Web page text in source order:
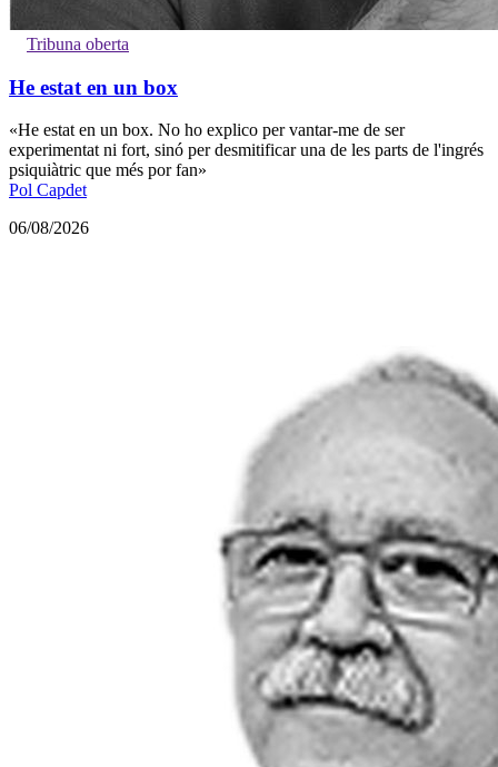
Tribuna oberta
He estat en un box
«He estat en un box. No ho explico per vantar-me de ser
experimentat ni fort, sinó per desmitificar una de les parts de l'ingrés
psiquiàtric que més por fan»
Pol Capdet
06/08/2026